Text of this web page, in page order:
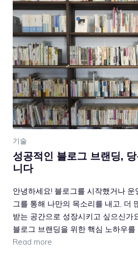
기술
성공적인 블로그 브랜딩,
니다
안녕하세요! 블로그를 시작했거나 운
그를 통해 나만의 목소리를 내고, 더
받는 공간으로 성장시키고 싶으신가
블로그 브랜딩을 위한 핵심 노하우
Read more